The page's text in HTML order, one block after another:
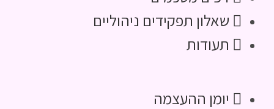
שאלון תפקידים ניהוליים
תעודות
יומן ההעצמה